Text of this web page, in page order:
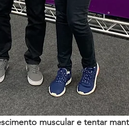
muscular e tentar